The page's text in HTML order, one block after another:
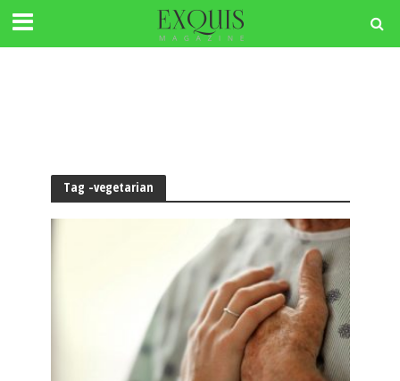
Tag -vegetarian